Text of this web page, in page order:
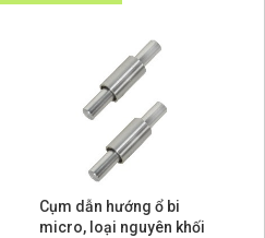
Cụm dẫn hướng ổ bi
micro, loại nguyên khối